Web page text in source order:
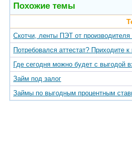
Похожие темы
Скотчи, ленты ПЭТ от
Потребовался аттестат? Приходите
Где сегодня можно будет с выгодой
Займ под залог
Займы по выгодным процентным